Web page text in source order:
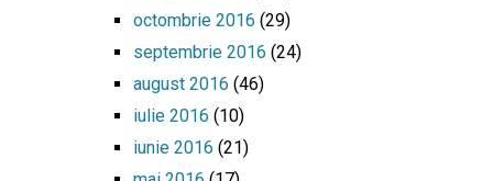
octombrie 2016 (29)
septembrie 2016 (24)
august 2016 (46)
iulie 2016 (10)
iunie 2016 (21)